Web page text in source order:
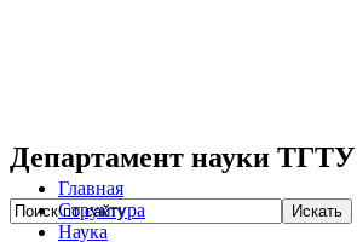
Департамент науки ТГТУ
Главная
Структура
Наука